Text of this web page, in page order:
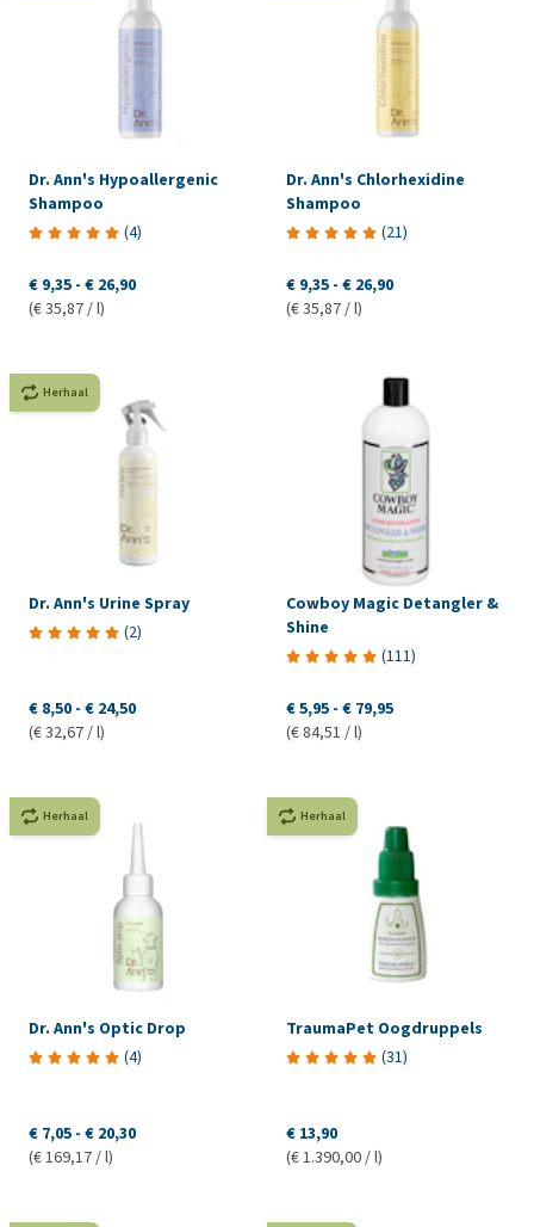
Dr. Ann's Hypoallergenic
Shampoo
(4)
€ 9,35 - € 26,90
(€ 35,87 / l)
Dr. Ann's Chlorhexidine
Shampoo
(21)
€ 9,35 - € 26,90
(€ 35,87 / l)
Herhaal
Dr. Ann's Urine Spray
(2)
€ 8,50 - € 24,50
(€ 32,67 / l)
Cowboy Magic Detangler &
Shine
(111)
€ 5,95 - € 79,95
(€ 84,51 / l)
Herhaal
Dr. Ann's Optic Drop
(4)
€ 7,05 - € 20,30
(€ 169,17 / l)
Herhaal
TraumaPet Oogdruppels
(31)
€ 13,90
(€ 1.390,00 / l)